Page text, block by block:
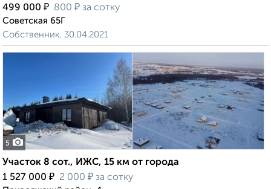
499 000 ₽ 800 ₽ за сотку
Советская 65Г
Собственник, 30.04.2021
5
Участок 8 сот., ИЖС, 15 км от города
1 527 000 ₽ 2 000 ₽ за сотку